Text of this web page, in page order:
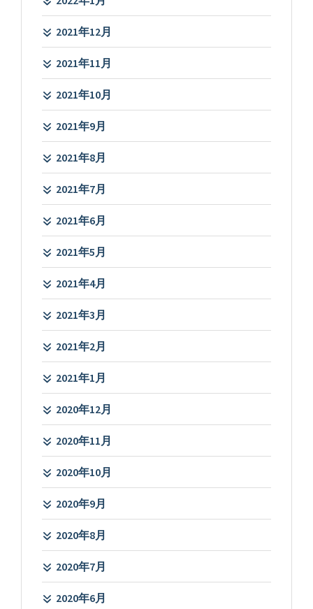
2021年12月
2021年11月
2021年10月
2021年9月
2021年8月
2021年7月
2021年6月
2021年5月
2021年4月
2021年3月
2021年2月
2021年1月
2020年12月
2020年11月
2020年10月
2020年9月
2020年8月
2020年7月
2020年6月